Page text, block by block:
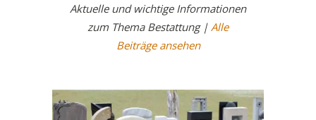
Aktuelle und wichtige Informationen
zum Thema Bestattung | Alle
Beiträge ansehen